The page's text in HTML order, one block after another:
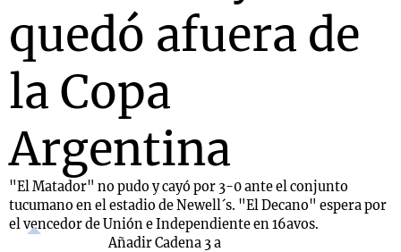
quedó afuera de
la Copa
Argentina
"El Matador" no pudo y cayó por 3-0 ante el conjunto
tucumano en el estadio de Newell´s. "El Decano" espera por
el vencedor de Unión e Independiente en 16avos.
Añadir Cadena 3 a